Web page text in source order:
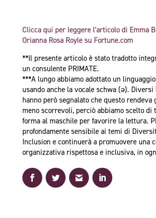
Clicca qui per leggere l’articolo di Emma
Orianna Rosa Royle su Fortune.com
**Il presente articolo è stato tradotto
un consulente PRIMATE.
***A lungo abbiamo adottato un
usando anche la vocale schwa (ə).
hanno però segnalato che questo
meno scorrevoli, perciò abbiamo scelto di
forma al maschile per favorire la lettura.
profondamente sensibile ai temi di
Inclusion e continuerà a promuovere una
organizzativa rispettosa e inclusiva, in